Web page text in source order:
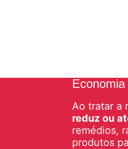
Economia
Ao tratar a
reduz ou
remédios,
produtos